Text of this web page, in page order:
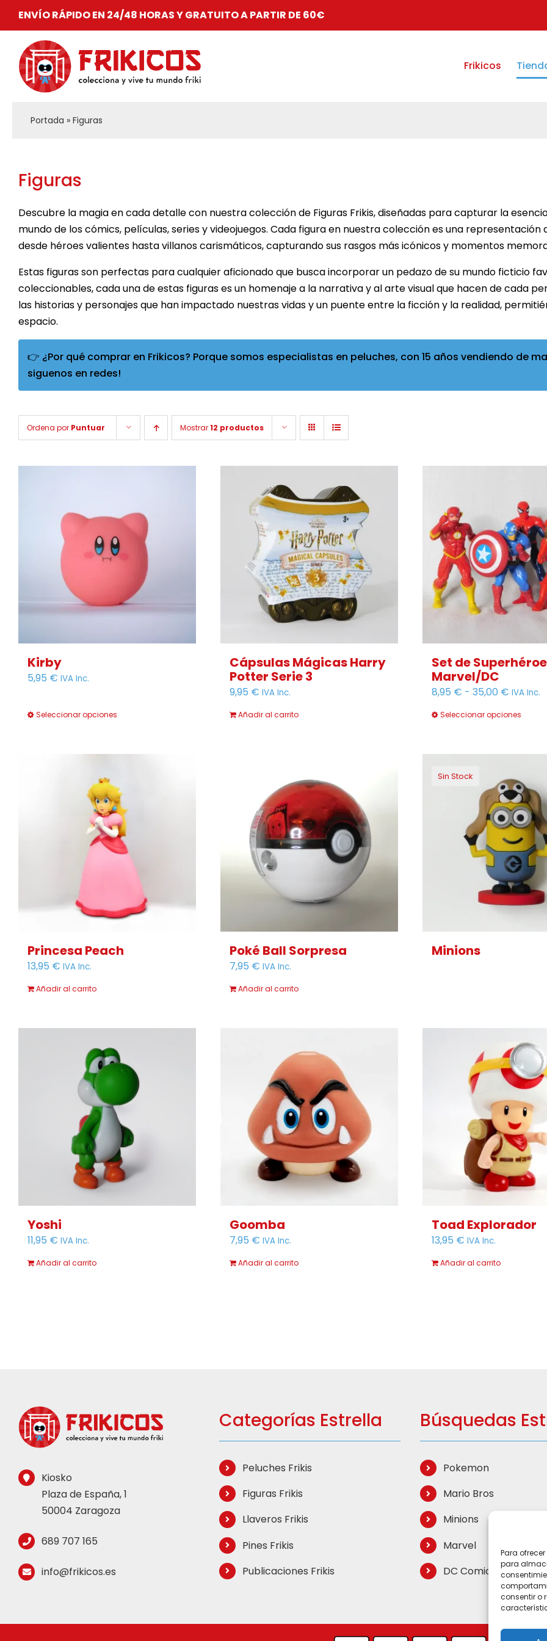
Para
para
consentir o
contenido
ENVÍO RÁPIDO EN 24/48 HORAS Y GRATUITO A PARTIR DE 60€
Frikicos
Portada » Figuras
Figuras
Descubre la magia en cada detalle con nuestra colección de Figuras Frikis, diseñadas para capturar la
mundo de los cómics, películas, series y videojuegos. Cada figura en nuestra colección es una
desde héroes valientes hasta villanos carismáticos, capturando sus rasgos más icónicos y momentos
Estas figuras son perfectas para cualquier aficionado que busca incorporar un pedazo de su mundo ficticio
coleccionables, cada una de estas figuras es un homenaje a la narrativa y al arte visual que hacen de cada
las historias y personajes que han impactado nuestras vidas y un puente entre la ficción y la realidad,
espacio.
👉 ¿Por qué comprar en Frikicos? Porque somos especialistas en peluches, con 15 años vendiendo de
siguenos en redes!
Ordena por Puntuar Mostrar12 productos
Kirby
5,95 € IVA Inc.
Seleccionar opciones
producto
Cápsulas Mágicas Harry
Potter Serie 3
9,95 € IVA Inc.
Añadir al carrito
Set de
Marvel/DC
8,95 € - 35,00 € Rango
8,95 €
35,00 €
IVA Inc.
Seleccionar opciones
Princesa Peach
13,95 € IVA Inc.
Añadir al carrito
Poké Ball Sorpresa
7,95 € IVA Inc.
Añadir al carrito
Sin Stock
Minions
Yoshi
11,95 € IVA Inc.
Añadir al carrito
Goomba
7,95 € IVA Inc.
Añadir al carrito
Toad Explorador
13,95 € IVA Inc.
Añadir al carrito
Kiosko
Plaza de España, 1
50004 Zaragoza
689 707 165
info@frikicos.es
Categorías Estrella
Peluches Frikis
Figuras Frikis
Llaveros Frikis
Pines Frikis
Publicaciones Frikis
Búsquedas
Pokemon
Mario Bros
Minions
Marvel
DC Comics